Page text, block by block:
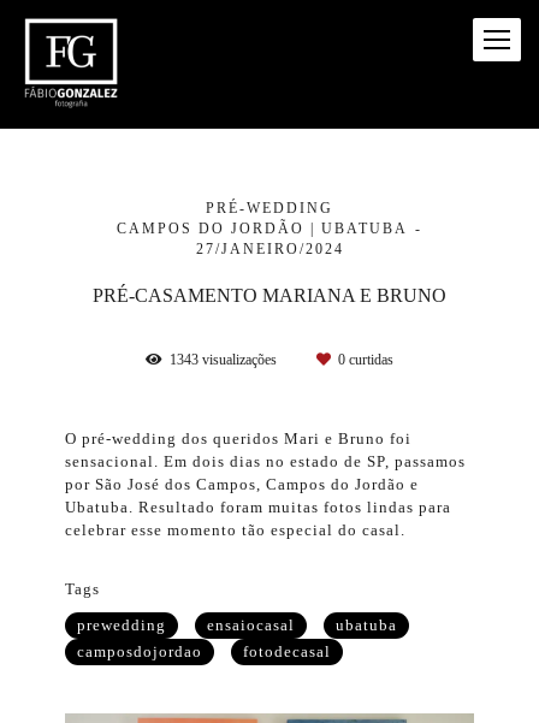
PRÉ-WEDDING
CAMPOS DO JORDÃO | UBATUBA
27/JANEIRO/2024
PRÉ-CASAMENTO MARIANA E BRUNO
1343 visualizações 0 curtidas
O pré-wedding dos queridos Mari e Bruno foi
sensacional. Em dois dias no estado de SP, passamos
por São José dos Campos, Campos do Jordão e
Ubatuba. Resultado foram muitas fotos lindas para
celebrar esse momento tão especial do casal.
Tags
prewedding
ensaiocasal
ubatuba
camposdojordao
fotodecasal